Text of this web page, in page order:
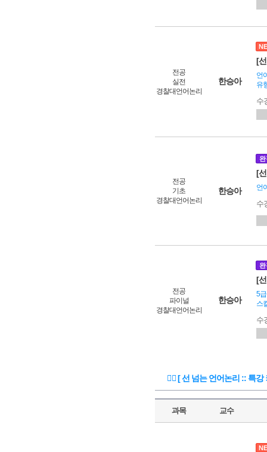
전공
실전
경찰대언어논리
한승아
[
언
유
수
전공
기초
경찰대언어논리
한승아
완
[
언
수
전공
파이널
경찰대언어논리
한승아
완
[
5
스
수
🏃‍♂️ [ 선 넘는 언어논리 :: 특강
과목 교수